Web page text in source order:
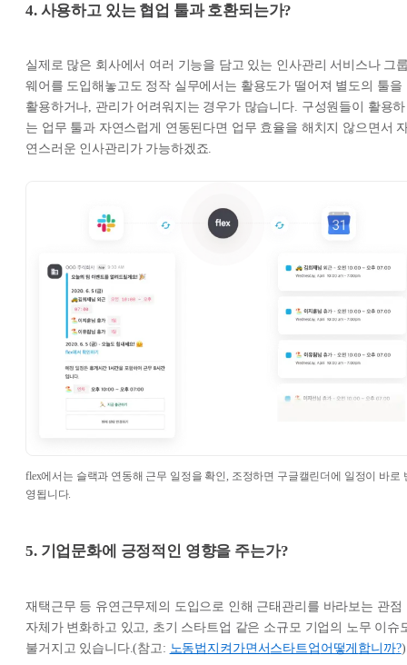
4. 사용하고 있는 협업 툴과 호환되는가?
실제로 많은 회사에서 여러 기능을 담고 있는 인사관리 서비스나 그
웨어를 도입해놓고도 정작 실무에서는 활용도가 떨어져 별도의 툴을
활용하거나, 관리가 어려워지는 경우가 많습니다. 구성원들이 활용하
는 업무 툴과 자연스럽게 연동된다면 업무 효율을 해치지 않으면서
연스러운 인사관리가 가능하겠죠.
flex에서는 슬랙과 연동해 근무 일정을 확인, 조정하면 구글캘린더에 일정이 바로
영됩니다.
5. 기업문화에 긍정적인 영향을 주는가?
재택근무 등 유연근무제의 도입으로 인해 근태관리를 바라보는 관점
자체가 변화하고 있고, 초기 스타트업 같은 소규모 기업의 노무 이슈
불거지고 있습니다.(참고: 노동법 지켜가면서 스타트업 어떻게 합니까?)